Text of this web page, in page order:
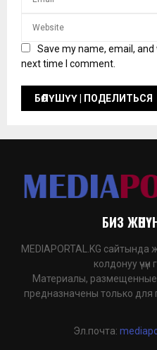
Save my name, email,
next time I comment.
БИЗ
MEDIAPORTAL.KG
колдонуу
Материалы, размещенные
предназначены только для
Эл.почта: